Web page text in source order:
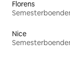
Florens
Nice